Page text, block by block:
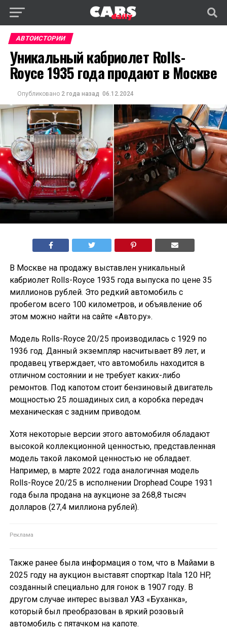
АВТОИСТОРИИ
Уникальный кабриолет Rolls-
Royce 1935 года продают в Москве
Опубликовано 2 года назад 06.12.2024
В Москве на продажу выставлен уникальный
кабриолет Rolls-Royce 1935 года выпуска по цене 35
миллионов рублей. Это редкий автомобиль с
пробегом всего 100 километров, и объявление об
этом можно найти на сайте «Авто.ру».
Модель Rolls-Royce 20/25 производилась с 1929 по
1936 год. Данный экземпляр насчитывает 89 лет, и
продавец утверждает, что автомобиль находится в
отличном состоянии и не требует каких-либо
ремонтов. Под капотом стоит бензиновый двигатель
мощностью 25 лошадиных сил, а коробка передач
механическая с задним приводом.
Хотя некоторые версии этого автомобиля обладают
высокой коллекционной ценностью, представленная
модель такой лакомой ценностью не обладает.
Например, в марте 2022 года аналогичная модель
Rolls-Royce 20/25 в исполнении Drophead Coupe 1931
года была продана на аукционе за 268,8 тысяч
долларов (27,4 миллиона рублей).
Также ранее была информация о том, что в Майами в
2025 году на аукцион выставят спорткар Itala 120 HP,
созданный специально для гонок в 1907 году. В
другом случае интерес вызвал УАЗ «Буханка»,
который был преобразован в яркий розовый
автомобиль с пятачком на капоте.